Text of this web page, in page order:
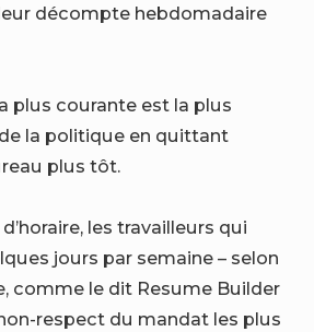
décompte hebdomadaire
plus courante est la plus
la politique en quittant
plus tôt.
les travailleurs qui
jours par semaine – selon
comme le dit Resume Builder
respect du mandat les plus